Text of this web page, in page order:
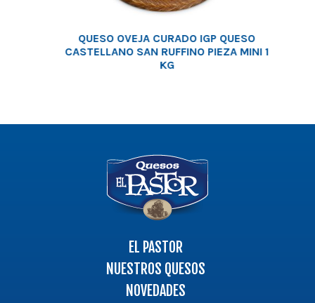
QUESO OVEJA CURADO IGP QUESO
CASTELLANO SAN RUFFINO PIEZA MINI 1
KG
EL PASTOR
NUESTROS QUESOS
NOVEDADES